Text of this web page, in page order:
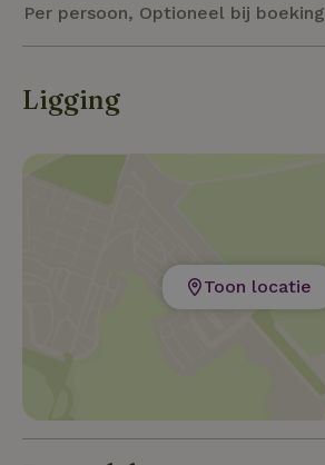
Per persoon, Optioneel bij boeking
Ligging
Toon locatie